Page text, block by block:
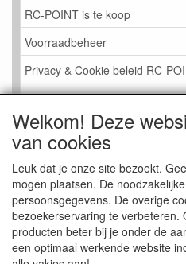
RC-POINT is te koop
Voorraadbeheer
Privacy & Cookie beleid RC-
LINK PAGINA
Gastenboek RC-POINT
Kijkje in de Winkel
Welkom! Deze
van cookies
Leuk dat je onze site bezoekt.
mogen plaatsen. De
persoonsgegevens. De overige
bezoekerservaring te verbeteren.
producten beter bij je onder de
een optimaal werkende website